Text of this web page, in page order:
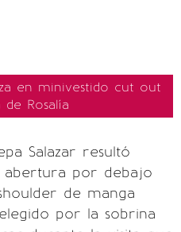
en minivestido cut out
Rosalía
Salazar resultó
abertura por debajo
de manga
por la sobrina